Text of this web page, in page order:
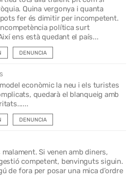
Quina vergonya i quanta
fer és dimitir per incompetent.
política surt
ens està quedant el país...
DENUNCIA
econòmic la neu i els turistes
quedarà el blanqueig amb
DENUNCIA
Si venen amb diners,
competent, benvinguts siguin.
de fora per posar una mica d’ordre